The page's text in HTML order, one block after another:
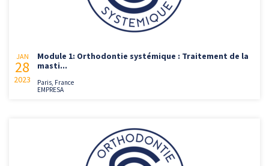
JAN
28
2023
Module 1: Orthodontie systémique : Traitement de la
masti...
Paris, France
EMPRESA